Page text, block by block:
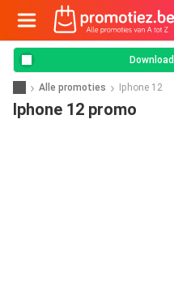
Alle promoties Iphone 12
Iphone 12 promo